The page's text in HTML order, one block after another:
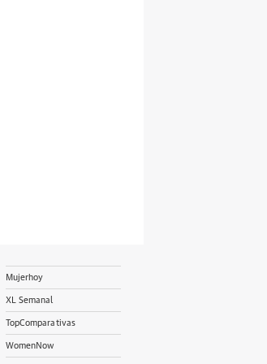
Mujerhoy
XL Semanal
TopComparativas
WomenNow